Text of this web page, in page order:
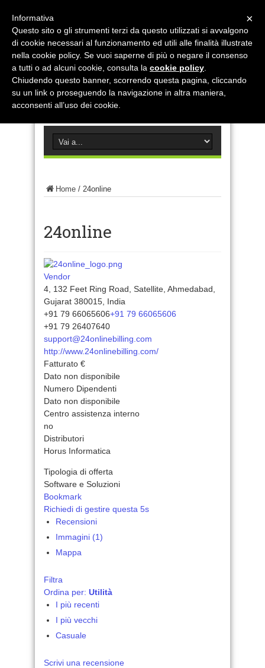
Home / 24online
24online
Vendor
4, 132 Feet Ring Road, Satellite, Ahmedabad,
Gujarat 380015, India
+91 79 66065606+91 79 66065606
+91 79 26407640
support@24onlinebilling.com
http://www.24onlinebilling.com/
Fatturato €
Dato non disponibile
Numero Dipendenti
Dato non disponibile
Centro assistenza interno
no
Distributori
Horus Informatica
Tipologia di offerta
Software e Soluzioni
Bookmark
Richiedi di gestire questa 5s
Recensioni
Immagini (1)
Mappa
Filtra
Ordina per: Utilità
I più recenti
I più vecchi
Casuale
Scrivi una recensione
×
Informativa
Questo sito o gli strumenti terzi da questo utilizzati si avvalgono
di cookie necessari al funzionamento ed utili alle finalità illustrate
nella cookie policy. Se vuoi saperne di più o negare il consenso
a tutti o ad alcuni cookie, consulta la cookie policy
Chiudendo questo banner, scorrendo questa pagina, cliccando
su un link o proseguendo la navigazione in altra maniera,
acconsenti all’uso dei cookie.